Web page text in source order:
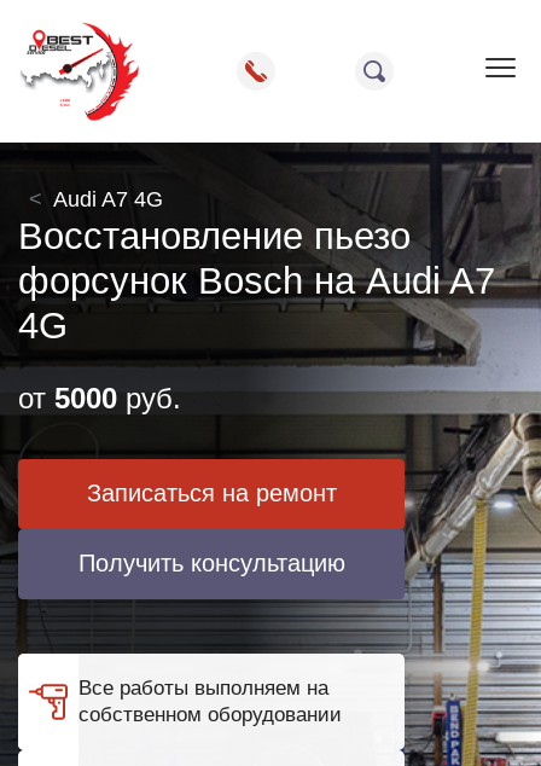
Audi A7 4G
Восстановление пьезо
форсунок Bosch на Audi A7
4G
от 5000 руб.
Записаться на ремонт
Получить консультацию
Все работы выполняем на
собственном оборудовании